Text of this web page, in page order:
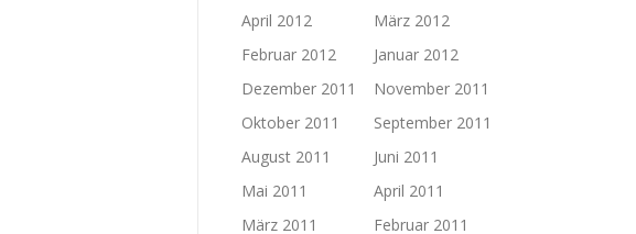
April 2012
März 2012
Februar 2012
Januar 2012
Dezember 2011
November 2011
Oktober 2011
September 2011
August 2011
Juni 2011
Mai 2011
April 2011
März 2011
Februar 2011